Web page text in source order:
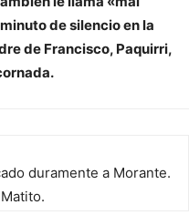
de silencio en la
de Francisco, Paquirri,
duramente a Morante.